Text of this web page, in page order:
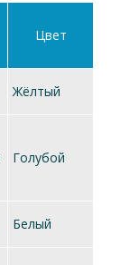
Цвет
Жёлтый
Голубой
Белый